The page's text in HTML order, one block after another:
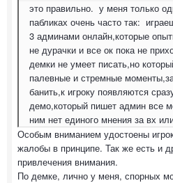
это правильно. у меня только
пабликах очень часто так:
3 админами онлайн,которые
не дурачки и все ок пока не
демки не умеет писать,но
палевные и стремные
банить,к игроку появляются
демо,который пишет админ все
ним нет единого мнения за вх
Особым вниманием удостоены
жалобы в принципе. Так же есть и
привлечения внимания.
По демке, лично у меня, спорных